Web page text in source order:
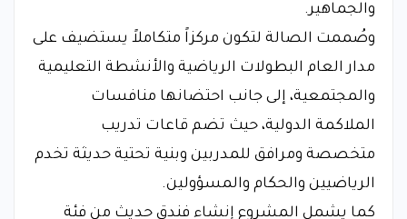
والجماهير.
وصُممت الصالة لتكون مركزاً متكاملاً يستضيف على
مدار العام البطولات الرياضية والأنشطة التعليمية
والمجتمعية، إلى جانب احتضانها منافسات
الملاكمة الدولية، حيث تضم قاعات تدريب
متخصصة ومرافق للمدربين وبنية تحتية حديثة تخدم
الرياضيين والحكام والمسؤولين.
كما يشمل المشروع إنشاء فندق حديث من فئة